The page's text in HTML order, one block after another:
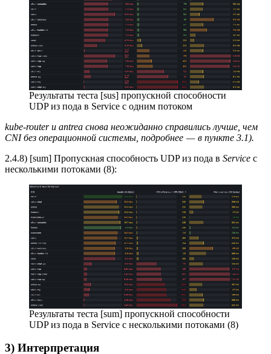
Результаты теста [sus] пропускной способности
UDP из пода в Service с одним потоком
kube-router и antrea снова неожиданно справились лучше, чем
CNI без операционной системы, подробнее — в пункте 3.1).
2.4.8) [sum] Пропускная способность UDP из пода в Service с
несколькими потоками (8):
Результаты теста [sum] пропускной способности
UDP из пода в Service с несколькими потоками (8)
3) Интерпретация